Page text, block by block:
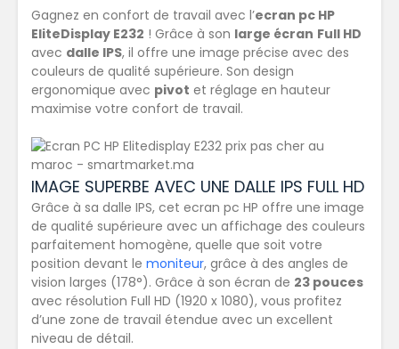
Gagnez en confort de travail avec l’ecran pc HP
EliteDisplay E232 ! Grâce à son large écran Full HD
avec dalle IPS, il offre une image précise avec des
couleurs de qualité supérieure. Son design
ergonomique avec pivot et réglage en hauteur
maximise votre confort de travail.
IMAGE SUPERBE AVEC UNE DALLE IPS FULL HD
Grâce à sa dalle IPS, cet ecran pc HP offre une image
de qualité supérieure avec un affichage des couleurs
parfaitement homogène, quelle que soit votre
position devant le moniteur, grâce à des angles de
vision larges (178°). Grâce à son écran de 23 pouces
avec résolution Full HD (1920 x 1080), vous profitez
d’une zone de travail étendue avec un excellent
niveau de détail.